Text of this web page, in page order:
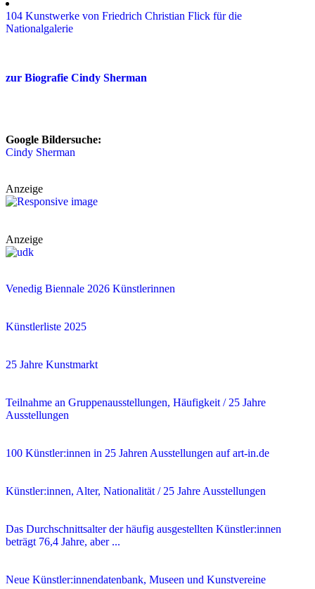
104 Kunstwerke von Friedrich Christian Flick für die
Nationalgalerie
zur Biografie Cindy Sherman
Google Bildersuche:
Cindy Sherman
Anzeige
Anzeige
Venedig Biennale 2026 Künstlerinnen
Künstlerliste 2025
25 Jahre Kunstmarkt
Teilnahme an Gruppenausstellungen, Häufigkeit / 25 Jahre
Ausstellungen
100 Künstler:innen in 25 Jahren Ausstellungen auf art-in.de
Künstler:innen, Alter, Nationalität / 25 Jahre Ausstellungen
Das Durchschnittsalter der häufig ausgestellten Künstler:innen
beträgt 76,4 Jahre, aber ...
Neue Künstler:innendatenbank, Museen und Kunstvereine